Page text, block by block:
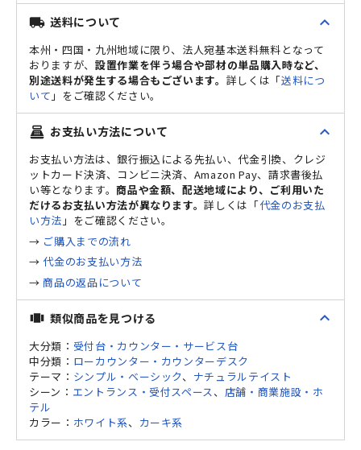
local_shipping 送料について expand_less
本州・四国・九州地域に限り、法人宛基本送料無料となって
おりますが、 設置作業を伴う場合や部材の単品購入時など、
別途送料が発生する場合もございます。 詳しくは「送料につ
いて 」をご確認ください。
point_of_sale お支払い方法について expand_less
お支払い方法は、銀行振込による先払い、代金引換、クレジ
ットカード決済、コンビニ決済、Amazon Pay、請求書後払
い等となります。商品や金額、配送地域により、ご利用いた
だけるお支払い方法が異なります。詳しくは「代金のお支払
い方法 」をご確認ください。
→ ご購入までの流れ
→代金のお支払い方法
→ 商品の返品について
view_carousel 類似商品を見つける expand_less
大分類： 受付台・カウンター・サービス台
中分類： ローカウンター・カウンターデスク
テーマ： シンプル・ベーシック、 ナチュラルテイスト
シーン： エントランス・受付スペース 、 店舗・商業施設・ホ
テル
カラー： ホワイト系、 カーキ系